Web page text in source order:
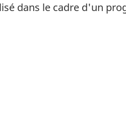
dans le cadre d'un